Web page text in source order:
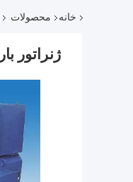
خانه محصولات
ژنراتور بار AC AC دینامومتر گشتاور 800KW 2400 دور در دقیقه